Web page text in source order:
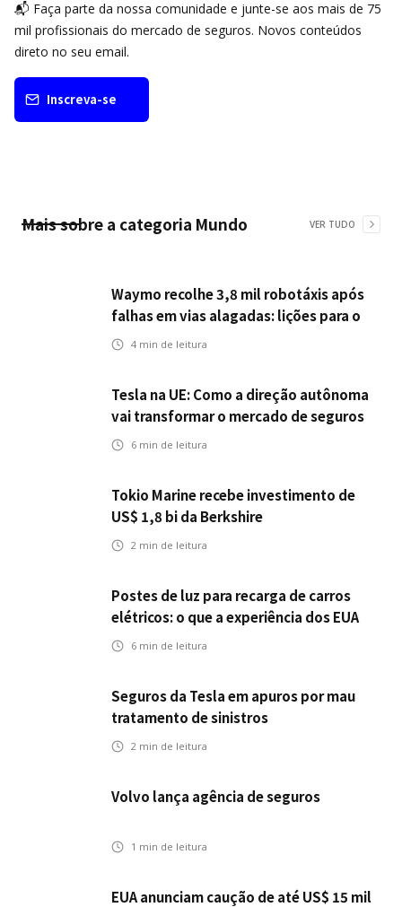
📬 Faça parte da nossa comunidade e junte-se aos mais de 75
mil profissionais do mercado de seguros. Novos conteúdos
direto no seu email.
Inscreva-se
Mais sobre a categoria Mundo VER TUDO
Waymo recolhe 3,8 mil robotáxis após
falhas em vias alagadas: lições para o
setor de seguros automotivos na era
4 min de leitura
Tesla na UE: Como a direção autônoma
vai transformar o mercado de seguros
6 min de leitura
Tokio Marine recebe investimento de
US$ 1,8 bi da Berkshire
2 min de leitura
Postes de luz para recarga de carros
elétricos: o que a experiência dos EUA
pode antecipar para o Brasil
6 min de leitura
Seguros da Tesla em apuros por mau
tratamento de sinistros
2 min de leitura
Volvo lança agência de seguros
1 min de leitura
EUA anunciam caução de até US$ 15 mil